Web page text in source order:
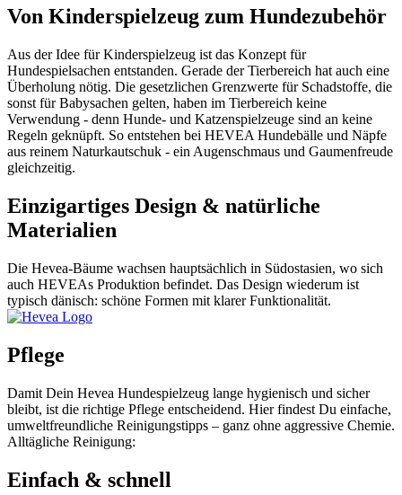
Von Kinderspielzeug zum Hundezubehör
Aus der Idee für Kinderspielzeug ist das Konzept für
Hundespielsachen entstanden. Gerade der Tierbereich hat auch eine
Überholung nötig. Die gesetzlichen Grenzwerte für Schadstoffe, die
sonst für Babysachen gelten, haben im Tierbereich keine
Verwendung - denn Hunde- und Katzenspielzeuge sind an keine
Regeln geknüpft. So entstehen bei HEVEA Hundebälle und Näpfe
aus reinem Naturkautschuk - ein Augenschmaus und Gaumenfreude
gleichzeitig.
Einzigartiges Design & natürliche
Materialien
Die Hevea-Bäume wachsen hauptsächlich in Südostasien, wo sich
auch HEVEAs Produktion befindet. Das Design wiederum ist
typisch dänisch: schöne Formen mit klarer Funktionalität.
Pflege
Damit Dein Hevea Hundespielzeug lange hygienisch und sicher
bleibt, ist die richtige Pflege entscheidend. Hier findest Du einfache,
umweltfreundliche Reinigungstipps – ganz ohne aggressive Chemie.
Alltägliche Reinigung:
Einfach & schnell